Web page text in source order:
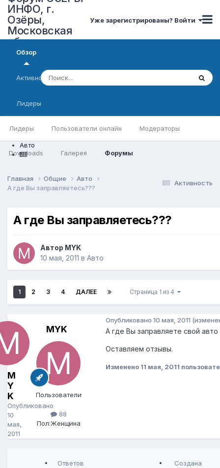
ИНФО, г.
Озёры,
Московская
область
Уже зарегистрированы? Войти
Обзор
Лидеры Пользователи онлайн Модераторы
Downloads Галерея Форумы
Активность
Лидеры
Авто
Активность
Главная Общие
Авто
А где Вы заправляетесь???
А где Вы заправляетесь???
Автор MYK
10 мая, 2011 в Авто
1 2 3 4 ДАЛЕЕ Страница 1 из 4
M
Y
K
Опубликовано
10
мая,
2011
MYK
Пользователи
88
Пол:Женщина
Опубликовано 10 мая, 2011
А где Вы заправляете свой авто
Оставляем отзывы.
Изменено 11 мая, 2011
Ответов
Создана